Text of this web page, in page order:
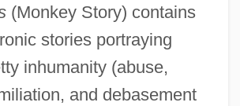
(Monkey Story) contains
stories portraying
inhumanity (abuse,
and debasement